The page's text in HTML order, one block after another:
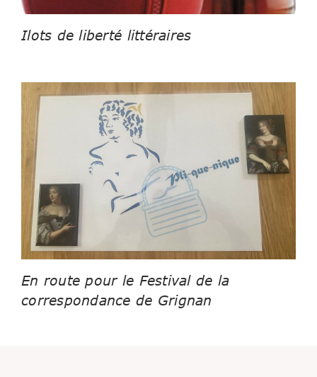
Ilots de liberté littéraires
En route pour le Festival de la
correspondance de Grignan